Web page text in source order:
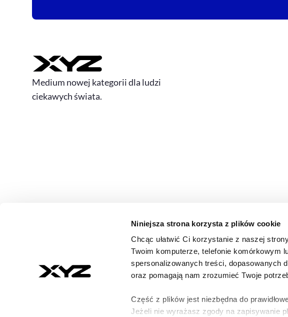
Niniejsza strona korzysta z plików cookie
Chcąc ułatwić Ci korzystanie z naszej
Twoim komputerze, telefonie komórkowym
spersonalizowanych treści, dopasowanych
oraz pomagają nam zrozumieć Twoje
Część z plików jest niezbędna do
Jeżeli nie wyrażasz zgody na zapisywanie
Medium nowej kategorii dla ludzi
ciekawych świata.
© 2026 XYZ. Wszystkie prawa zastrzeżone
ISSN 3071-8147
Polityka